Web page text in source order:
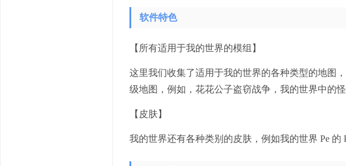
软件特色
【所有适用于我的世界的模组】
这里我们收集了适用于我的世界的各种类型的地图
级地图，例如，花花公子盗窃战争，我的世界中的怪
【皮肤】
我的世界还有各种类别的皮肤，例如我的世界 Pe